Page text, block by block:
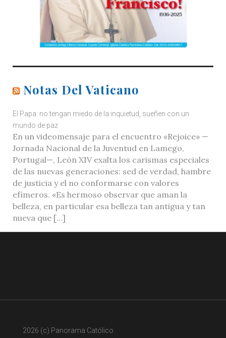
Notas Del Vaticano
El Papa: no tengan miedo de la inquietud, sueñen con un
mundo de paz
En un videomensaje para el encuentro «Rejoice» —
Jornada Nacional de la Juventud en Lamego,
Portugal—, León XIV exalta los carismas especiales
de las nuevas generaciones: sed de verdad, hambre
de justicia y el no conformarse con valores
efímeros. «Es hermoso observar que aman la
belleza, en particular esa belleza tan antigua y tan
nueva que […]
2026 (c) Panorama Católico.